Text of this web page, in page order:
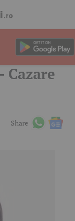
Cazare
Share